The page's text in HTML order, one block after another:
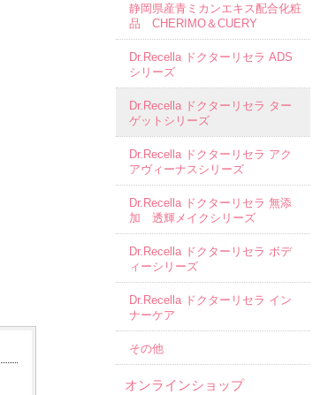
静岡県産青ミカンエキス配合化粧
品 CHERIMO＆CUERY
Dr.Recella ドクターリセラ ADS
シリーズ
Dr.Recella ドクターリセラ ター
ゲットシリーズ
Dr.Recella ドクターリセラ アク
アヴィーナスシリーズ
Dr.Recella ドクターリセラ 無添
加 透輝メイクシリーズ
Dr.Recella ドクターリセラ ボデ
ィーシリーズ
Dr.Recella ドクターリセラ イン
ナーケア
その他
オンラインショップ